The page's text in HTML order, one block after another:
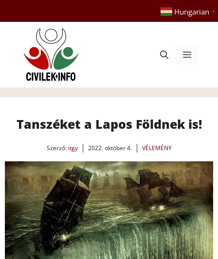
tartalomba
Hungarian ▼
Menü
Tanszéket a Lapos Földnek is!
Szerző: itgy 2022. október 4. VÉLEMÉNY